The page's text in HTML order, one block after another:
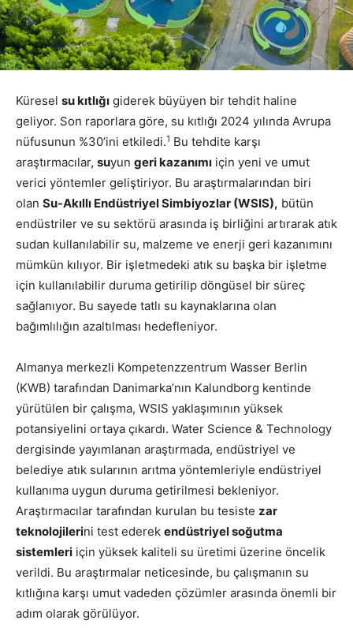
Küresel su kıtlığı giderek büyüyen bir tehdit haline
geliyor. Son raporlara göre, su kıtlığı 2024 yılında Avrupa
nüfusunun %30’ini etkiledi.1 Bu tehdite karşı
araştırmacılar, suyun geri kazanımı için yeni ve umut
verici yöntemler geliştiriyor. Bu araştırmalarından biri
olan Su-Akıllı Endüstriyel Simbiyozlar (WSIS), bütün
endüstriler ve su sektörü arasında iş birliğini artırarak atık
sudan kullanılabilir su, malzeme ve enerji geri kazanımını
mümkün kılıyor. Bir işletmedeki atık su başka bir işletme
için kullanılabilir duruma getirilip döngüsel bir süreç
sağlanıyor. Bu sayede tatlı su kaynaklarına olan
bağımlılığın azaltılması hedefleniyor.
Almanya merkezli Kompetenzzentrum Wasser Berlin
(KWB) tarafından Danimarka’nın Kalundborg kentinde
yürütülen bir çalışma, WSIS yaklaşımının yüksek
potansiyelini ortaya çıkardı. Water Science & Technology
dergisinde yayımlanan araştırmada, endüstriyel ve
belediye atık sularının arıtma yöntemleriyle endüstriyel
kullanıma uygun duruma getirilmesi bekleniyor.
Araştırmacılar tarafından kurulan bu tesiste zar
teknolojilerini test ederek endüstriyel soğutma
sistemleri için yüksek kaliteli su üretimi üzerine öncelik
verildi. Bu araştırmalar neticesinde, bu çalışmanın su
kıtlığına karşı umut vadeden çözümler arasında önemli bir
adım olarak görülüyor.